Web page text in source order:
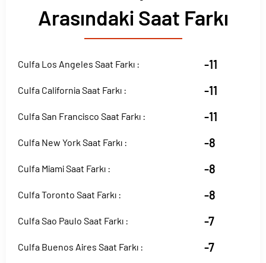
Arasındaki Saat Farkı
Culfa Los Angeles Saat Farkı : -11
Culfa California Saat Farkı : -11
Culfa San Francisco Saat Farkı : -11
Culfa New York Saat Farkı : -8
Culfa Miami Saat Farkı : -8
Culfa Toronto Saat Farkı : -8
Culfa Sao Paulo Saat Farkı : -7
Culfa Buenos Aires Saat Farkı : -7